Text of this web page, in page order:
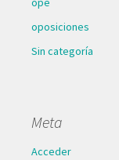
oposiciones
Sin categoría
Meta
Acceder